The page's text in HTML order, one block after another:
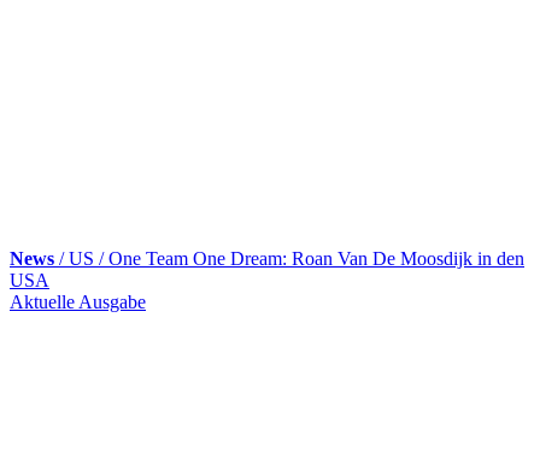
News / US / One Team One Dream: Roan Van De Moosdijk in den
USA
Skip
Aktuelle Ausgabe